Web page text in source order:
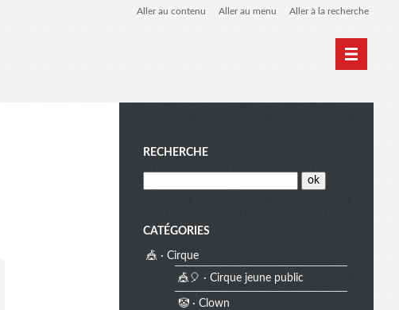
Aller au contenu Aller au menu Aller à la recherche
M
e
RECHERCHE
CATÉGORIES
🎪 · Cirque
🎪🎈 · Cirque jeune public
🤡 · Clown